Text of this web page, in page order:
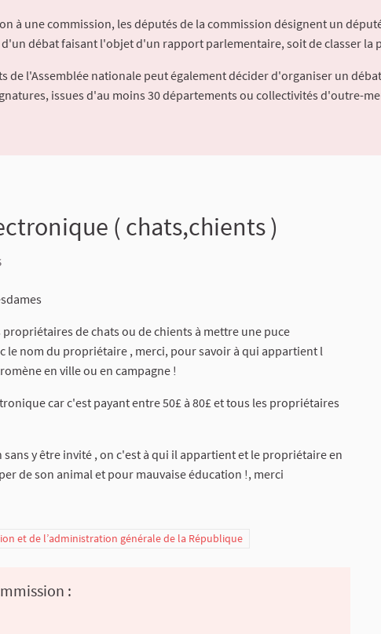
à une commission, les députés de la commission désignent un
débat faisant l'objet d'un rapport parlementaire, soit de classer la
de l'Assemblée nationale peut également décider d'organiser un
issues d'au moins 30 départements ou collectivités d'outre-
( chats,chients )
de chats ou de chients à mettre une puce
le nom du propriétaire , merci, pour savoir à qui appartient l
en ville ou en campagne !
car c'est payant entre 50£ à 80£ et tous les propriétaires
y être invité , on c'est à qui il appartient et le propriétaire en
de son animal et pour mauvaise éducation !, merci
et de l’administration générale de la République
: